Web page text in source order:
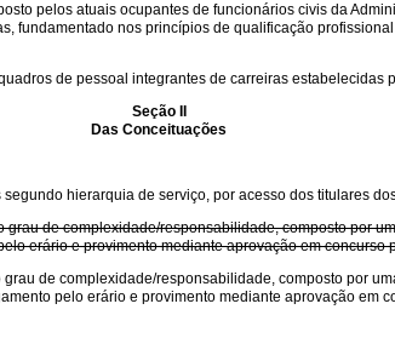
pelos atuais ocupantes de funcionários civis da
fundamentado nos princípios de qualificação
de pessoal integrantes de carreiras estabelecidas
Seção II
Das Conceituações
hierarquia de serviço, por acesso dos titulares
de complexidade/responsabilidade, composto por
erário e provimento mediante aprovação em concurso
de complexidade/responsabilidade, composto por
pelo erário e provimento mediante aprovação em